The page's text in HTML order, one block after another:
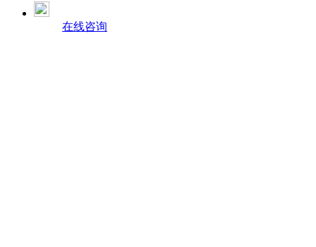
在线咨询